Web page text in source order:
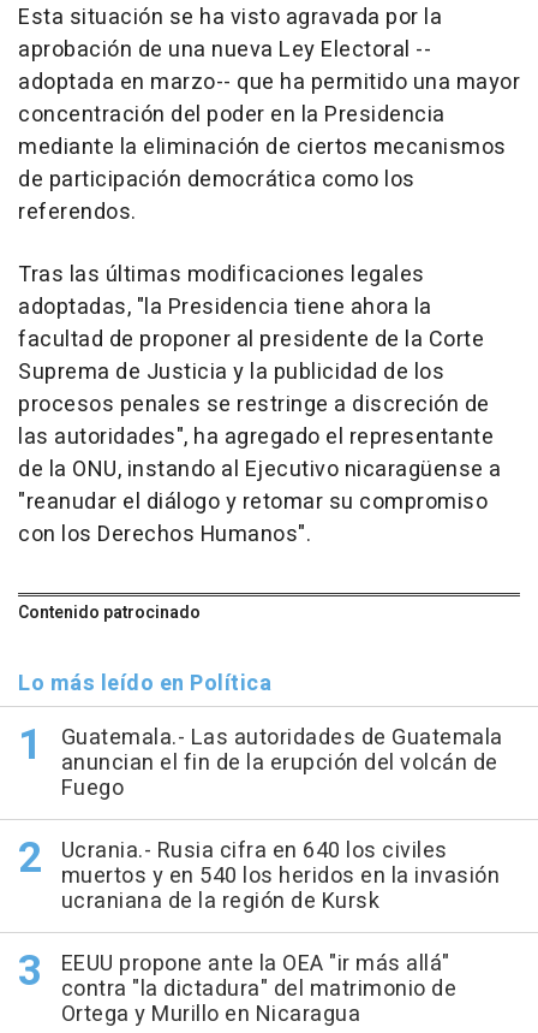
Esta situación se ha visto agravada por la
aprobación de una nueva Ley Electoral --
adoptada en marzo-- que ha permitido una mayor
concentración del poder en la Presidencia
mediante la eliminación de ciertos mecanismos
de participación democrática como los
referendos.
Tras las últimas modificaciones legales
adoptadas, "la Presidencia tiene ahora la
facultad de proponer al presidente de la Corte
Suprema de Justicia y la publicidad de los
procesos penales se restringe a discreción de
las autoridades", ha agregado el representante
de la ONU, instando al Ejecutivo nicaragüense a
"reanudar el diálogo y retomar su compromiso
con los Derechos Humanos".
Contenido patrocinado
Lo más leído en Política
Guatemala.- Las autoridades de Guatemala
anuncian el fin de la erupción del volcán de
Fuego
Ucrania.- Rusia cifra en 640 los civiles
muertos y en 540 los heridos en la invasión
ucraniana de la región de Kursk
EEUU propone ante la OEA "ir más allá"
contra "la dictadura" del matrimonio de
Ortega y Murillo en Nicaragua